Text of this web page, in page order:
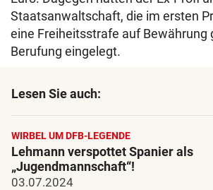
Staatsanwaltschaft, die im ersten
eine Freiheitsstrafe auf Bewährung
Berufung eingelegt.
Lesen Sie auch:
WIRBEL UM DFB-LEGENDE
Lehmann verspottet Spanier als
„Jugendmannschaft“!
03.07.2024